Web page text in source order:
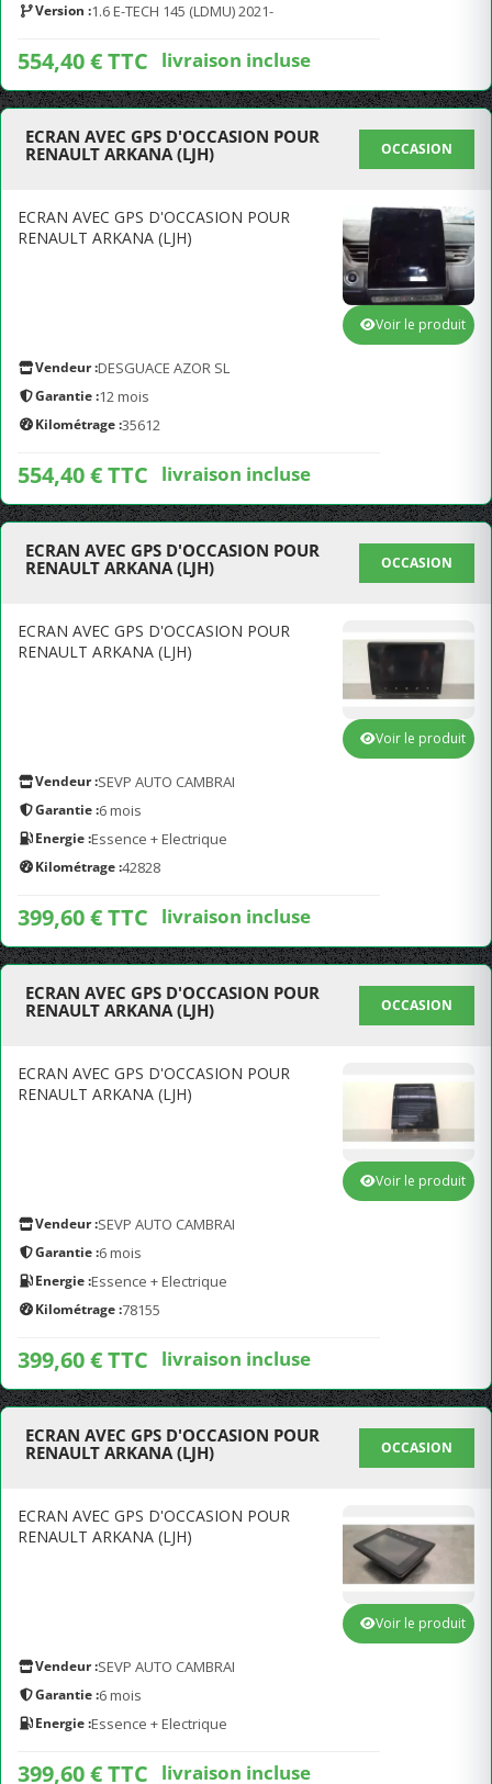
Version :1.6 E-TECH 145 (LDMU) 2021-
554,40 € TTC livraison incluse
ECRAN AVEC GPS D'OCCASION POUR
RENAULT ARKANA (LJH)
OCCASION
ECRAN AVEC GPS D'OCCASION POUR
RENAULT ARKANA (LJH)
Vendeur :DESGUACE AZOR SL
Garantie :12 mois
Kilométrage :35612
554,40 € TTC livraison incluse
Voir le produit
ECRAN AVEC GPS D'OCCASION POUR
RENAULT ARKANA (LJH)
OCCASION
ECRAN AVEC GPS D'OCCASION POUR
RENAULT ARKANA (LJH)
Vendeur :SEVP AUTO CAMBRAI
Garantie :6 mois
Energie :Essence + Electrique
Kilométrage :42828
399,60 € TTC livraison incluse
Voir le produit
ECRAN AVEC GPS D'OCCASION POUR
RENAULT ARKANA (LJH)
OCCASION
ECRAN AVEC GPS D'OCCASION POUR
RENAULT ARKANA (LJH)
Vendeur :SEVP AUTO CAMBRAI
Garantie :6 mois
Energie :Essence + Electrique
Kilométrage :78155
399,60 € TTC livraison incluse
Voir le produit
ECRAN AVEC GPS D'OCCASION POUR
RENAULT ARKANA (LJH)
OCCASION
ECRAN AVEC GPS D'OCCASION POUR
RENAULT ARKANA (LJH)
Vendeur :SEVP AUTO CAMBRAI
Garantie :6 mois
Energie :Essence + Electrique
399,60 € TTC livraison incluse
Voir le produit